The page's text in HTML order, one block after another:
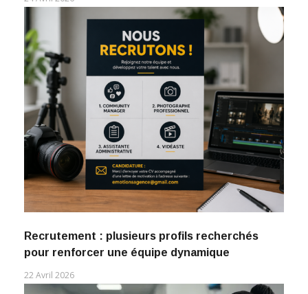
Recrutement : plusieurs profils recherchés
pour renforcer une équipe dynamique
22 Avril 2026